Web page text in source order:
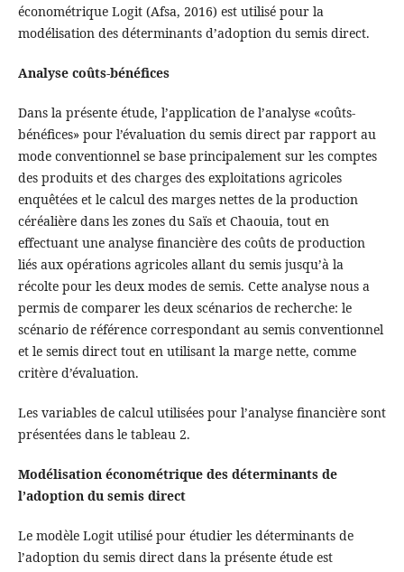
économétrique Logit (Afsa, 2016) est utilisé pour la
modélisation des déterminants d’adoption du semis direct.
Analyse coûts-bénéfices
Dans la présente étude, l’application de l’analyse «coûts-
bénéfices» pour l’évaluation du semis direct par rapport au
mode conventionnel se base principalement sur les comptes
des produits et des charges des exploitations agricoles
enquêtées et le calcul des marges nettes de la production
céréalière dans les zones du Saïs et Chaouia, tout en
effectuant une analyse financière des coûts de production
liés aux opérations agricoles allant du semis jusqu’à la
récolte pour les deux modes de semis. Cette analyse nous a
permis de comparer les deux scénarios de recherche: le
scénario de référence correspondant au semis conventionnel
et le semis direct tout en utilisant la marge nette, comme
critère d’évaluation.
Les variables de calcul utilisées pour l’analyse financière sont
présentées dans le tableau 2.
Modélisation économétrique des déterminants de
l’adoption du semis direct
Le modèle Logit utilisé pour étudier les déterminants de
l’adoption du semis direct dans la présente étude est